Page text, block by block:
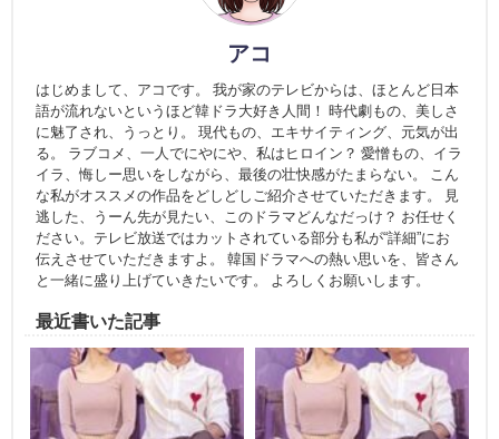
アコ
はじめまして、アコです。 我が家のテレビからは、ほとんど日本
語が流れないというほど韓ドラ大好き人間！ 時代劇もの、美しさ
に魅了され、うっとり。 現代もの、エキサイティング、元気が出
る。 ラブコメ、一人でにやにや、私はヒロイン？ 愛憎もの、イラ
イラ、悔しー思いをしながら、最後の壮快感がたまらない。 こん
な私がオススメの作品をどしどしご紹介させていただきます。 見
逃した、うーん先が見たい、このドラマどんなだっけ？ お任せく
ださい。テレビ放送ではカットされている部分も私が“詳細”にお
伝えさせていただきますよ。 韓国ドラマへの熱い思いを、皆さん
と一緒に盛り上げていきたいです。 よろしくお願いします。
最近書いた記事